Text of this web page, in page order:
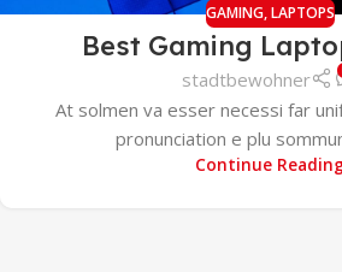
GAMING,LAPTOPS
Best Gaming
stadtbewohner
At solmen va esser necessi far
pronunciation e plu
Continue Reading